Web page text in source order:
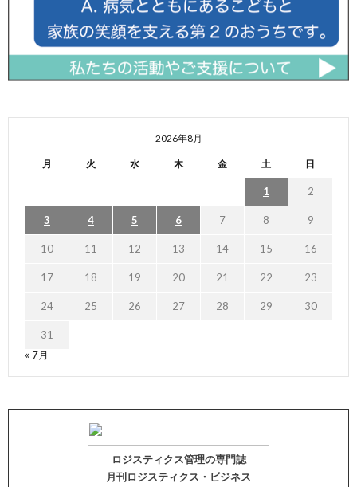
2026年8月
月 火 水 木 金 土 日
1 2
3 4 5 6 7 8 9
10 11 12 13 14 15 16
17 18 19 20 21 22 23
24 25 26 27 28 29 30
31
« 7月
ロジスティクス管理の専門誌
月刊ロジスティクス・ビジネス